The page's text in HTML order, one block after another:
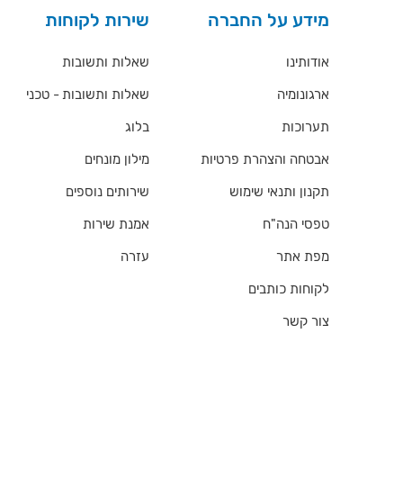
מידע על החברה
אודותינו
ארגונומיה
תערוכות
אבטחה והצהרת פרטיות
תקנון ותנאי שימוש
טפסי הנה"ח
מפת אתר
לקוחות כותבים
צור קשר
שירות לקוחות
שאלות ותשובות
שאלות ותשובות - טכני
בלוג
מילון מונחים
שירותים נוספים
אמנת שירות
עזרה